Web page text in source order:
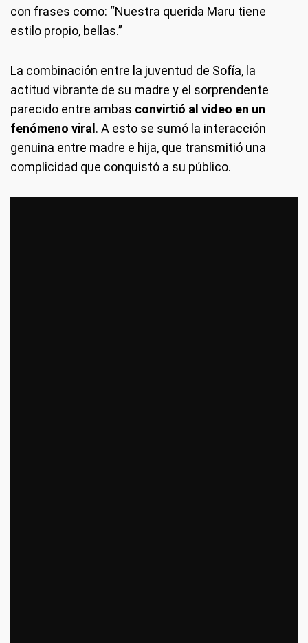
con frases como: “Nuestra querida Maru tiene
estilo propio, bellas.”
La combinación entre la juventud de Sofía, la
actitud vibrante de su madre y el sorprendente
parecido entre ambas convirtió al video en un
fenómeno viral . A esto se sumó la interacción
genuina entre madre e hija, que transmitió una
complicidad que conquistó a su público.